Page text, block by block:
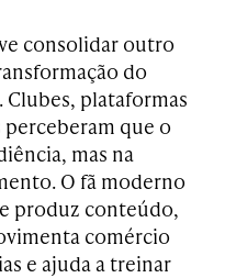
consolidar outro
do
plataformas
que o
mas na
O fã moderno
produz conteúdo,
comércio
e ajuda a treinar